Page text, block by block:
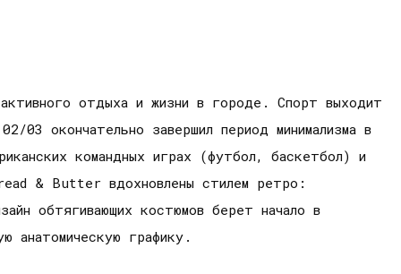
отдыха и жизни в городе. Спорт выходит
03 окончательно завершил период минимализма в
командных играх (футбол, баскетбол) и
& Butter вдохновлены стилем ретро:
обтягивающих костюмов берет начало в
анатомическую графику.